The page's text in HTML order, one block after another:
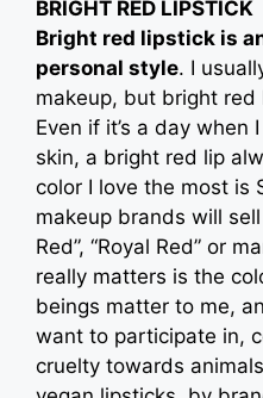
BRIGHT RED LIPSTICK
Bright red lipstick is
personal style. I
makeup, but bright
Even if it’s a day when
skin, a bright red lip
color I love the most is
makeup brands will
Red”, “Royal Red” or
really matters is the
beings matter to me,
want to participate in,
cruelty towards